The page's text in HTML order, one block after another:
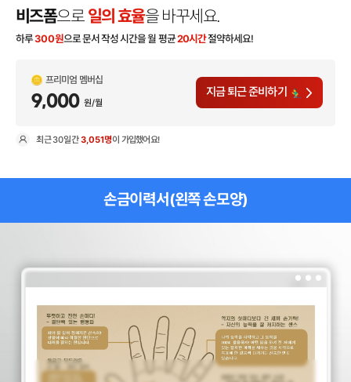
비즈폼으로 일의 효율을 바꾸세요.
하루300원으로 문서 작성 시간을 월 평균20시간절약하세요!
프리미엄 멤버십
9,000 원/월
지금 퇴근 준비하기
최근30일간3,051명이 가입했어요!
손금이력서(왼쪽 손모양)